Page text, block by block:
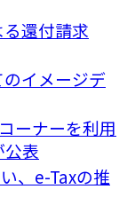
還付請求
イメージデ
ーナーを利用
表
、e-Taxの推